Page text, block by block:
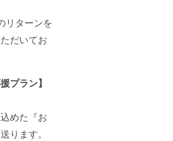
リターンを
だいてお
プラン】
めた『お
ります。